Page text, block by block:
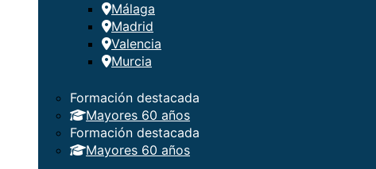
Málaga
Madrid
Valencia
Murcia
Formación destacada
Mayores 60 años
Formación destacada
Mayores 60 años